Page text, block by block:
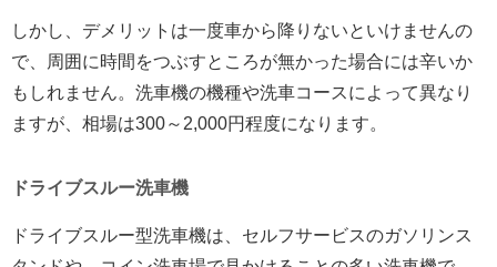
しかし、デメリットは一度車から降りないといけませんの
で、周囲に時間をつぶすところが無かった場合には辛いか
もしれません。洗車機の機種や洗車コースによって異なり
ますが、相場は300～2,000円程度になります。
ドライブスルー洗車機
ドライブスルー型洗車機は、セルフサービスのガソリンス